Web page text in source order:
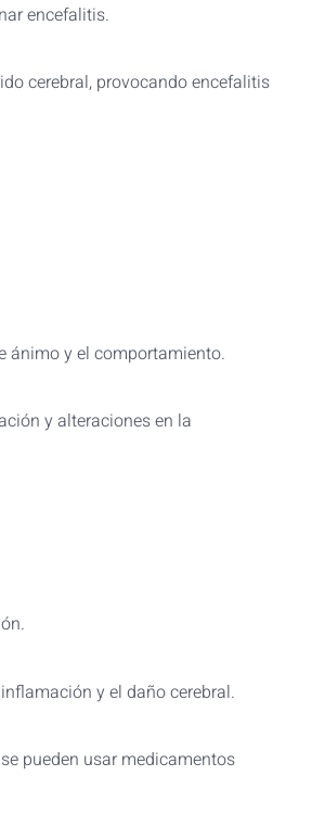
encefalitis.
cerebral, provocando encefalitis
ánimo y el comportamiento.
y alteraciones en la
y el daño cerebral.
pueden usar medicamentos